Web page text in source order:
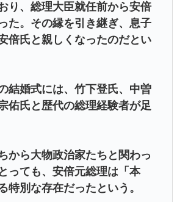
り、総理大臣就任前から安倍
た。その縁を引き継ぎ、息子
倍氏と親しくなったのだとい
結婚式には、竹下登氏、中曽
佑氏と歴代の総理経験者が足
から大物政治家たちと関わっ
っても、安倍元総理は「本
特別な存在だったという。